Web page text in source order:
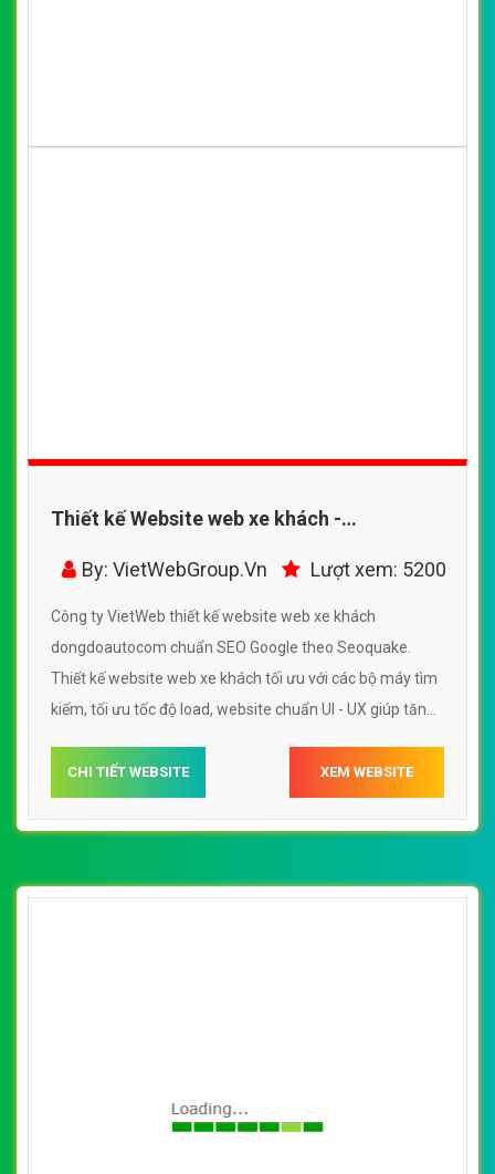
Thiết kế Website web xe khách -
dongdoautocom
By: VietWebGroup.Vn Lượt xem: 5200
Công ty VietWeb thiết kế website web xe khách
dongdoautocom chuẩn SEO Google theo Seoquake.
Thiết kế website web xe khách tối ưu với các bộ máy tìm
kiếm, tối ưu tốc độ load, website chuẩn UI - UX giúp tăng
dongdoautocom
CHI TIẾT WEBSITE XEM WEBSITE